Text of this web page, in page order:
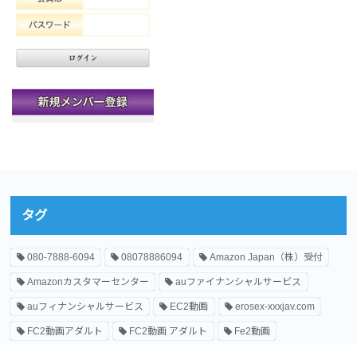
タグ
080-7888-6094 08078886094 Amazon Japan（株）受付
Amazonカスタマーセンター auファイナンシャルサービス
auフィナンシャルサービス EC2動画 erosex-xxxjav.com
FC2動画アダルト FC2動画 アダルト Fe2動画